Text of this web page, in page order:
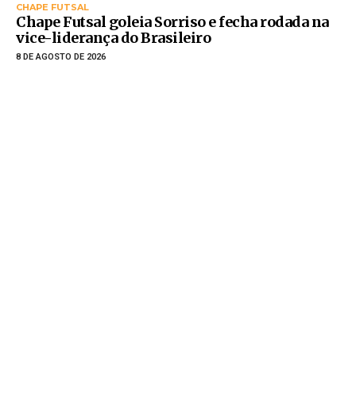
CHAPE FUTSAL
Chape Futsal goleia Sorriso e fecha rodada na
vice-liderança do Brasileiro
8 DE AGOSTO DE 2026